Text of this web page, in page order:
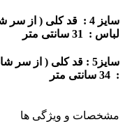
لباس : 31 سانتی متر
: 34 سانتی متر
مشخصات و ویژگی ها